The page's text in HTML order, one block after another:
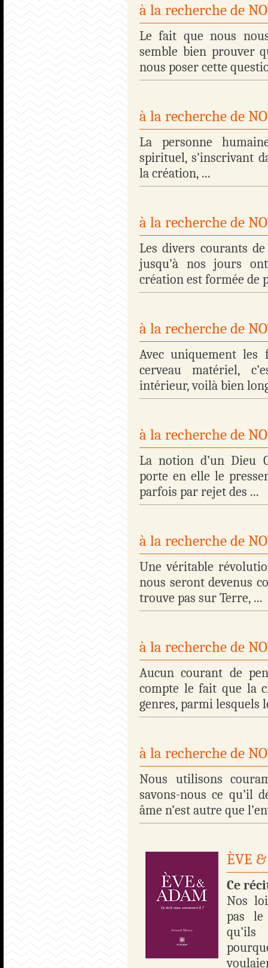
à la recherche de
Le fait que nous
semble bien prouver
nous poser cette
à la recherche de
La personne
spirituel, s’inscrivant
la création, ...
à la recherche de
Les divers courants
jusqu’à nos jours
création est formée de
à la recherche de
Avec uniquement les
cerveau matériel,
intérieur, voilà bien
à la recherche de
La notion d’un Dieu
porte en elle le
parfois par rejet des ...
à la recherche de
Une véritable
nous seront devenus
trouve pas sur Terre, ...
à la recherche de
Aucun courant de
compte le fait que la
genres, parmi lesquels
à la recherche de
Nous utilisons
savons-nous ce qu’il
âme n’est autre que
ÈVE
Ce
Nos
pas le
qu’ils